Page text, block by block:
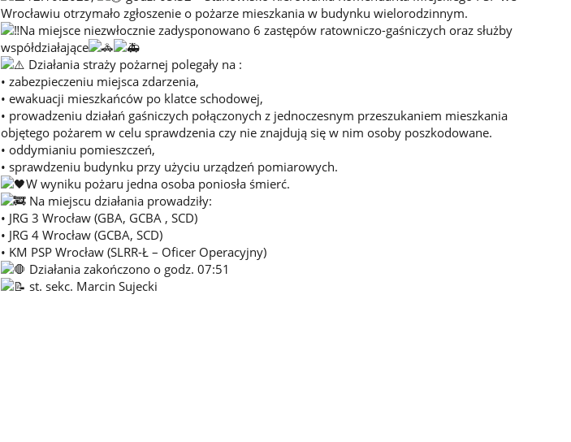
Wrocławiu otrzymało zgłoszenie o pożarze mieszkania w budynku wielorodzinnym.
Na miejsce niezwłocznie zadysponowano 6 zastępów ratowniczo-gaśniczych oraz służby
współdziałające
Działania straży pożarnej polegały na :
• zabezpieczeniu miejsca zdarzenia,
• ⁠ewakuacji mieszkańców po klatce schodowej,
• ⁠prowadzeniu działań gaśniczych połączonych z jednoczesnym przeszukaniem mieszkania
objętego pożarem w celu sprawdzenia czy nie znajdują się w nim osoby poszkodowane.
• oddymianiu pomieszczeń,
• sprawdzeniu budynku przy użyciu urządzeń pomiarowych.
W wyniku pożaru jedna osoba poniosła śmierć.
Na miejscu działania prowadziły:
• JRG 3 Wrocław (GBA, GCBA , SCD)
• JRG 4 Wrocław (GCBA, SCD)
• KM PSP Wrocław (SLRR-Ł – Oficer Operacyjny)
Działania zakończono o godz. 07:51
st. sekc. Marcin Sujecki